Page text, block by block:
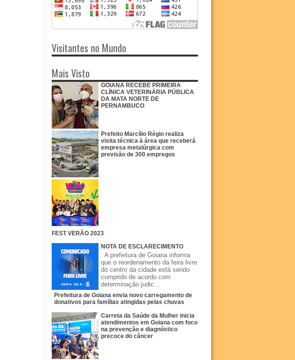
Visitantes no Mundo
Mais Visto
GOIANA RECEBE PRIMEIRA
CLÍNICA VETERINÁRIA PÚBLICA
DA MATA NORTE DE
PERNAMBUCO
Prefeito Marcílio Régio realiza
visita técnica à área que receberá
empresa metalúrgica com
previsão de 300 empregos
FEST VERÃO 2023
NOTA DE ESCLARECIMENTO
A prefeitura de Goiana informa
que o reordenamento da feira livre
do centro da cidade está sendo
cumprido de acordo com
determinação judic...
Prefeitura de Goiana envia novo carregamento de
donativos para famílias atingidas pelas chuvas
Carreta da Saúde da Mulher inicia
atendimentos em Goiana com foco
na prevenção e diagnóstico
precoce do câncer